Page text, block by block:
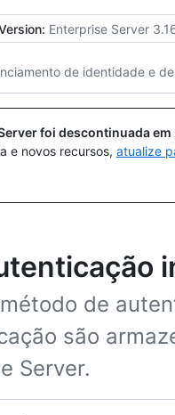
Enterprise Server
de identidade e
foi descontinuada em
e novos recursos, atualize
de
são
Server.